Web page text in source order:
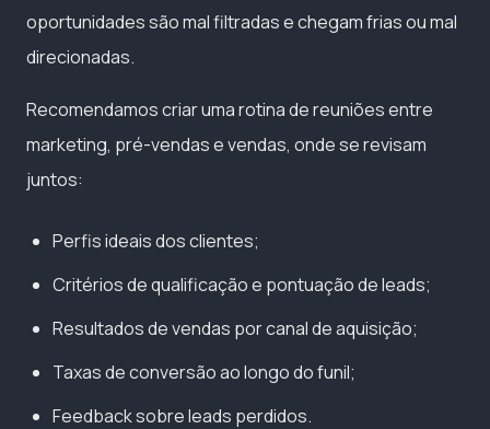
oportunidades são mal filtradas e chegam frias ou mal
direcionadas.
Recomendamos criar uma rotina de reuniões entre
marketing, pré-vendas e vendas, onde se revisam
juntos:
Perfis ideais dos clientes;
Critérios de qualificação e pontuação de leads;
Resultados de vendas por canal de aquisição;
Taxas de conversão ao longo do funil;
Feedback sobre leads perdidos.